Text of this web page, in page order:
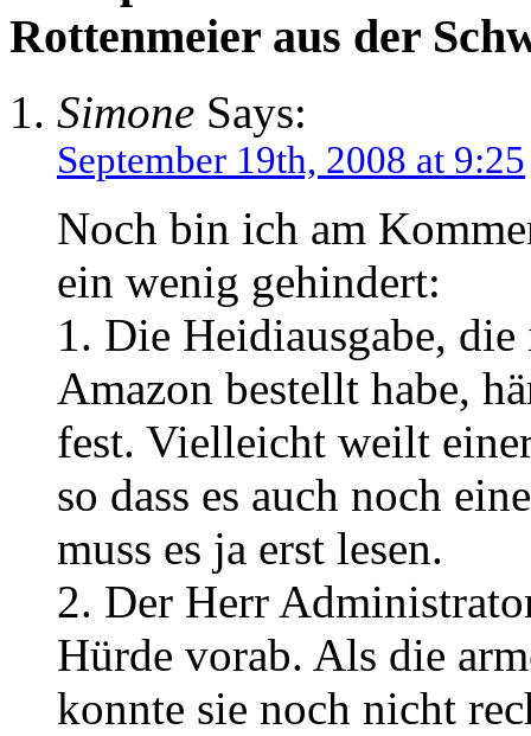
Rottenmeier aus der
Simone Says:
September 19th, 2008 at 9:25
Noch bin ich am
ein wenig gehindert:
1. Die Heidiausgabe,
Amazon bestellt habe,
fest. Vielleicht weilt
so dass es auch noch
muss es ja erst lesen.
2. Der Herr
Hürde vorab. Als die
konnte sie noch nicht